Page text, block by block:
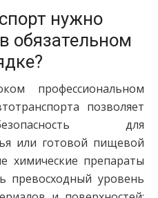
нужно
обязательном
профессиональном
позволяет
для
или готовой пищевой
химические препараты
превосходный уровень